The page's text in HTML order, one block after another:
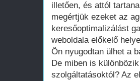
illetően, és attól
megértjük ezeket az
keresőoptimalizálást
weboldala előkelő
Ön nyugodtan ülhet a
De miben is
szolgáltatásoktól? Az